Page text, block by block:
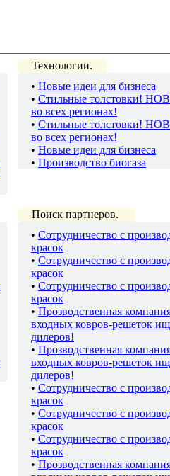
Технологии.
• Новые идеи для бизнеса
• Стильные толстовки!
во всех регионах!
• Стильные толстовки!
во всех регионах!
• Новые идеи для бизнеса
• Производство биогаза
Поиск партнеров.
• Сотрудничество с
красок
• Сотрудничество с
красок
• Сотрудничество с
красок
• Прозводственная
входных ковров-решеток
дилеров!
• Прозводственная
входных ковров-решеток
дилеров!
• Сотрудничество с
красок
• Сотрудничество с
красок
• Сотрудничество с
красок
• Прозводственная